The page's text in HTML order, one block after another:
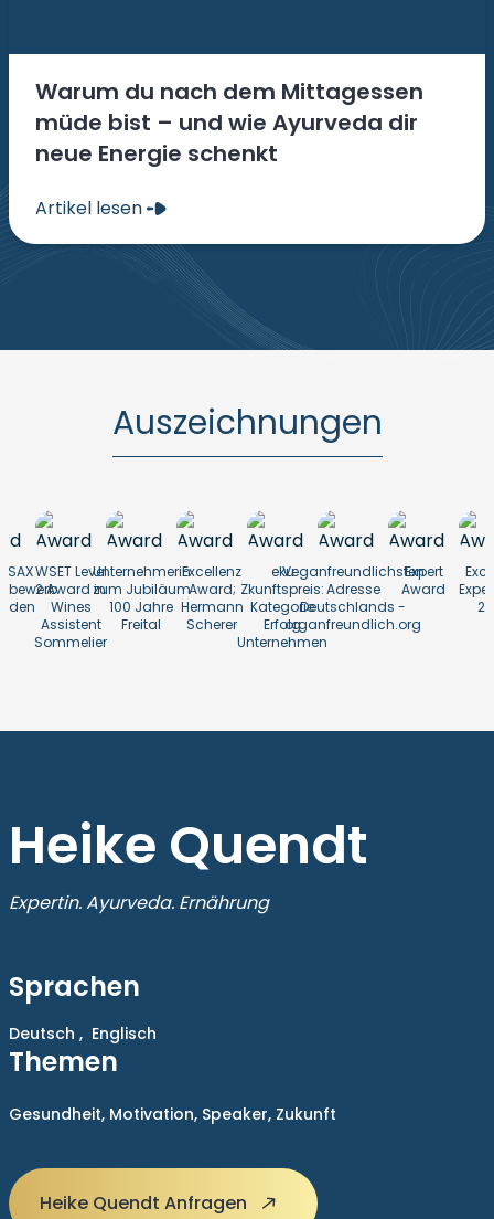
Warum du nach dem Mittagessen
müde bist – und wie Ayurveda dir
neue Energie schenkt
Artikel lesen
Auszeichnungen
WSET Level
2 Award in
Wines
Assistent
Sommelier
Unternehmerin
zum Jubiläum
100 Jahre
Freital
Excellenz
Award;
Hermann
Scherer
eku
Zkunftspreis:
Kategorie
Erfolg
Unternehmen
Veganfreundlichsten
Adresse
Deutschlands -
organfreundlich.org
Expert
Award
Heike Quendt
Expertin. Ayurveda. Ernährung
Sprachen
Deutsch , Englisch
Themen
Gesundheit, Motivation, Speaker, Zukunft
Heike Quendt Anfragen